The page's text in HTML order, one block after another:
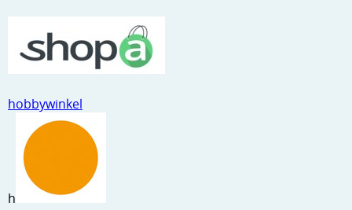
Netjes opbergen
Papier en karton
Ponsen
Ribbelaar
Snijmaterialen
Speciaal papier
hobbywinkel
h